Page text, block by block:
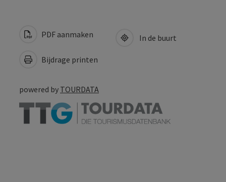
PDF aanmaken
Bijdrage printen
In de buurt
powered by TOURDATA